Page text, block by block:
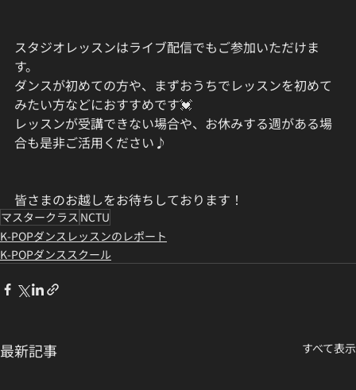
スタジオレッスンはライブ配信でもご参加いただけま
す。
ダンスが初めての方や、まずおうちでレッスンを初めて
みたい方などにおすすめです💓
レッスンが受講できない場合や、お休みする週がある場
合も是非ご活用ください♪
皆さまのお越しをお待ちしております！
マスタークラス NCTU
K-POPダンスレッスンのレポート
K-POPダンススクール
最新記事 すべて表示